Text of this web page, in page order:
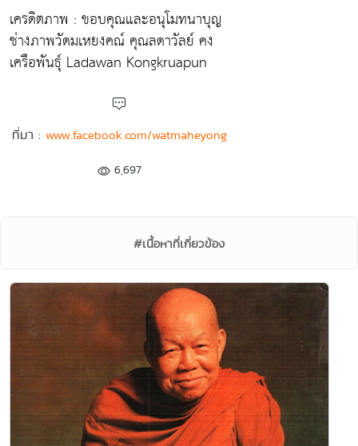
เครดิตภาพ : ขอบคุณและอนุโมทนาบุญ
ช่างภาพวัดมเหยงคณ์ คุณลดาวัลย์ คง
เครือพันธุ์ Ladawan Kongkruapun
ที่มา : www.facebook.com/watmaheyong
6,697
#เนื้อหาที่เกี่ยวข้อง